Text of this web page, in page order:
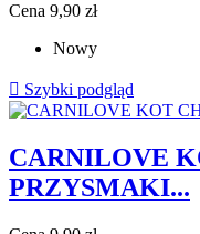
Cena 9,90 zł
Nowy
 Szybki podgląd
CARNILOVE
PRZYSMAKI...